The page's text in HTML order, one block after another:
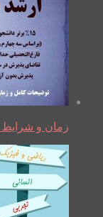
زمان و شرایط